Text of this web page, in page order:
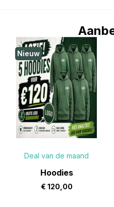
Nieuw
Deal van de maand
Hoodies
€ 120,00